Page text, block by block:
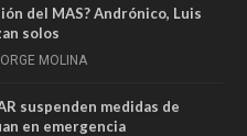
del MAS? Andrónico, Luis
solos
MOLINA
suspenden medidas de
en emergencia